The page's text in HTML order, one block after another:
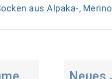
auf
der
gewählt
aus Alpaka-,